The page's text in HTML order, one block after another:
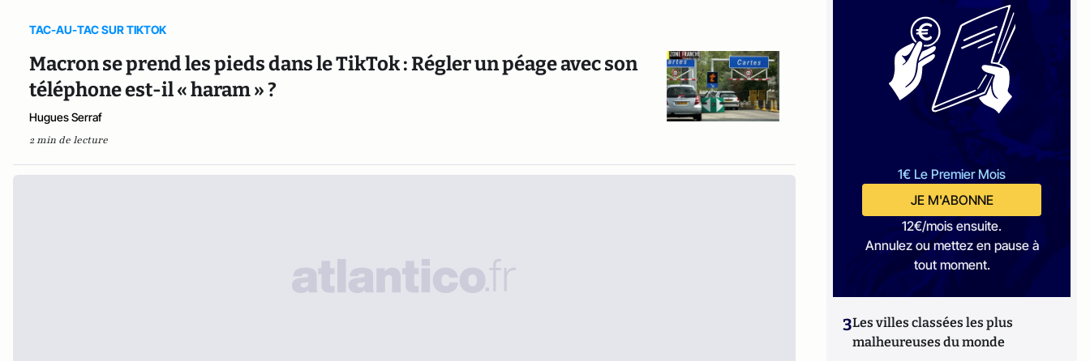
TAC-AU-TAC SUR TIKTOK
Macron se prend les pieds dans le TikTok : Régler un péage avec son
téléphone est-il « haram » ?
Hugues Serraf
2 min de lecture
1€ Le Premier Mois
JE M'ABONNE
12€/mois ensuite.
Annulez ou mettez en pause à
tout moment.
3Les villes classées les plus
malheureuses du monde